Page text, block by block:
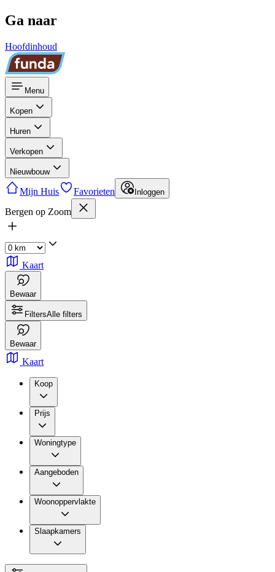
Ga naar
Hoofdinhoud
Menu
Kopen
Huren
Verkopen
Nieuwbouw
Mijn Huis Favorieten Inloggen
Bergen op Zoom
Kaart
Bewaar
FiltersAlle filters
Bewaar
Kaart
Koop
Prijs
Woningtype
Aangeboden
Woonoppervlakte
Slaapkamers